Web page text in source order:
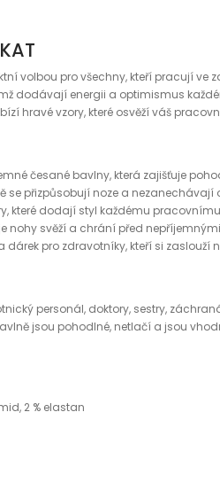
volbou pro všechny, kteří pracují
dodávají energii a optimismus
hravé vzory, které osvěží váš
česané bavlny, která zajišťuje
se přizpůsobují noze a nezanechávají
které dodají styl každému
nohy svěží a chrání před
dárek pro zdravotníky, kteří si zaslouží
personál, doktory, sestry,
jsou pohodlné, netlačí a jsou
2 % elastan